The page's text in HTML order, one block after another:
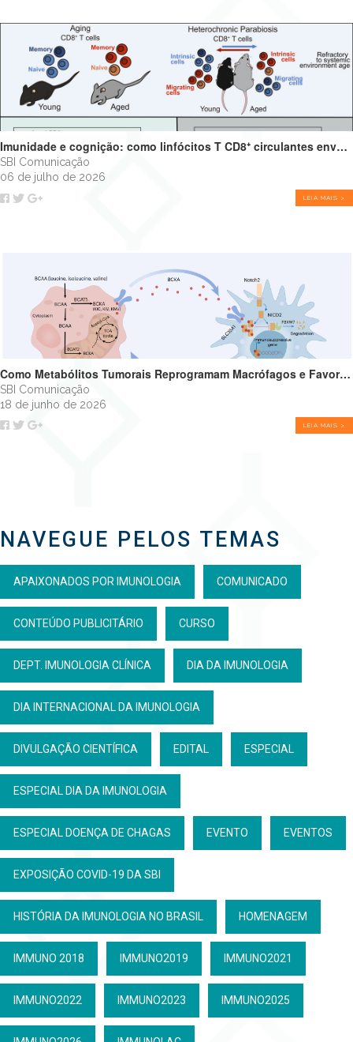
Imunidade e cognição: como linfócitos T CD8⁺ circulantes envelhecidos podem impulsionar o declínio cognitivo
SBI Comunicação
06 de julho de 2026
LEIA MAIS >
Como Metabólitos Tumorais Reprogramam Macrófagos e Favorecem o Crescimento Tumoral
SBI Comunicação
18 de junho de 2026
LEIA MAIS >
NAVEGUE PELOS TEMAS
APAIXONADOS POR IMUNOLOGIA COMUNICADO
CONTEÚDO PUBLICITÁRIO CURSO
DEPT. IMUNOLOGIA CLÍNICA DIA DA IMUNOLOGIA
DIA INTERNACIONAL DA IMUNOLOGIA
DIVULGAÇÃO CIENTÍFICA EDITAL ESPECIAL
ESPECIAL DIA DA IMUNOLOGIA
ESPECIAL DOENÇA DE CHAGAS EVENTO EVENTOS
EXPOSIÇÃO COVID-19 DA SBI
HISTÓRIA DA IMUNOLOGIA NO BRASIL HOMENAGEM
IMMUNO 2018 IMMUNO2019 IMMUNO2021
IMMUNO2022 IMMUNO2023 IMMUNO2025